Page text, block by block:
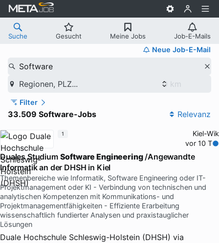
Suche Gesucht Meine Jobs Job-E-Mails
Neue Job-E-Mail
Software
Regionen, PLZ...
Filter
33.509 Software-Jobs Relevanz
Kiel-Wik
vor 10 T
Duales Studium Software Engineering/Angewandte
Informatik an der DHSH in Kiel
Themenbereiche wie Informatik, Software Engineering oder IT-
Projektmanagement oder KI - Verbindung von technischen und
analytischen Kompetenzen mit Kommunikations- und
Projektmanagementfähigkeiten - Effiziente Erarbeitung
wissenschaftlich fundierter Analysen und praxistauglicher
Lösungen
Duale Hochschule Schleswig-Holstein (DHSH) via
1